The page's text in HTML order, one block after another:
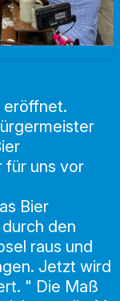
eröffnet.
für uns vor
Bier
den
raus und
Jetzt wird
" Die Maß